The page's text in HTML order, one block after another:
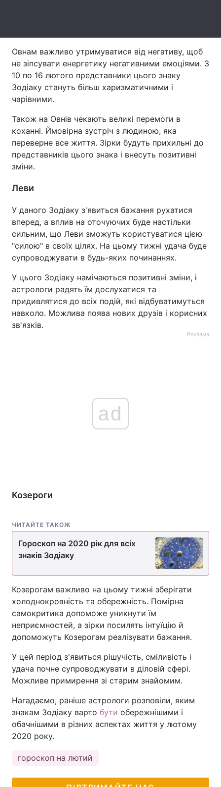
Тема оформлення
Овнам важливо утримуватися від негативу, щоб
не зіпсувати енергетику негативними емоціями. З
10 по 16 лютого представники цього знаку
Зодіаку стануть більш харизматичними і
чарівними.
Також на Овнів чекають великі перемоги в
коханні. Ймовірна зустріч з людиною, яка
переверне все життя. Зірки будуть прихильні до
представників цього знака і внесуть позитивні
зміни.
Леви
У даного Зодіаку з'явиться бажання рухатися
вперед, а вплив на оточуючих буде настільки
сильним, що Леви зможуть користуватися цією
"силою" в своїх цілях. На цьому тижні удача буде
супроводжувати в будь-яких починаннях.
У цього Зодіаку намічаються позитивні зміни, і
астрологи радять їм дослухатися та
придивлятися до всіх подій, які відбуватимуться
навколо. Можлива поява нових друзів і корисних
зв'язків.
Реклама
ad
Козероги
ЧИТАЙТЕ ТАКОЖ
Гороскоп на 2020 рік для всіх
знаків Зодіаку
Козерогам важливо на цьому тижні зберігати
холоднокровність та обережність. Помірна
самокритика допоможе уникнути їм
неприємностей, а зірки посилять інтуїцію й
допоможуть Козерогам реалізувати бажання.
У цей період з'явиться рішучість, сміливість і
удача почне супроводжувати в діловій сфері.
Можливе примирення зі старим знайомим.
Нагадаємо, раніше астрологи розповіли, яким
знакам Зодіаку варто бути обережнішими і
обачнішими в різних аспектах життя у лютому
2020 року.
гороскоп на лютий